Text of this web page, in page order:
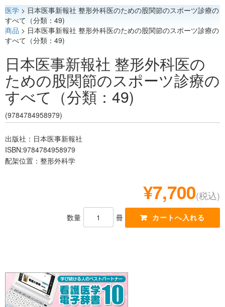
医学
看護
レジデント
医学 > 日本医事新報社 整形外科医のための股関節のスポーツ診療の
すべて（分類：49)
商品 > 日本医事新報社 整形外科医のための股関節のスポーツ診療の
すべて（分類：49)
日本医事新報社 整形外科医の
ための股関節のスポーツ診療の
すべて（分類：49)
(9784784958979)
出版社：日本医事新報社
ISBN:9784784958979
配架位置：整形外科学
¥7,700(税込)
数量 冊